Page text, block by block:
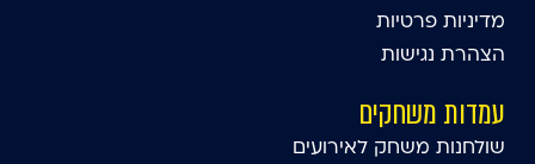
מדיניות פרטיות
הצהרת נגישות
עמדות משחקים
שולחנות משחק לאירועים